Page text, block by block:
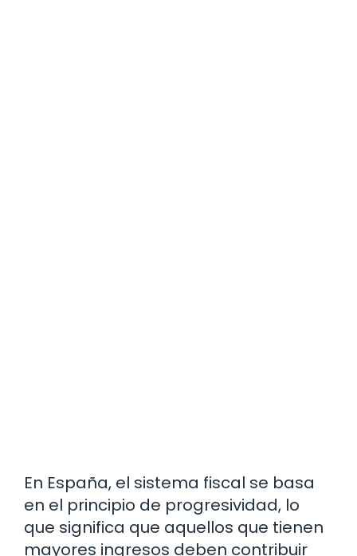
En España, el sistema fiscal se basa
en el principio de progresividad, lo
que significa que aquellos que tienen
mayores ingresos deben contribuir